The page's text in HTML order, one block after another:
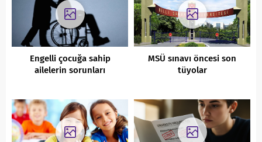
Engelli çocuğa sahip
ailelerin sorunları
MSÜ sınavı öncesi son
tüyolar